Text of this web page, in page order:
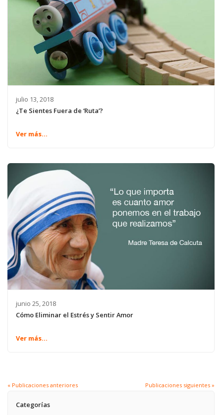
julio 13, 2018
¿Te Sientes Fuera de ‘Ruta’?
Ver más...
junio 25, 2018
Cómo Eliminar el Estrés y Sentir Amor
Ver más...
« Publicaciones anteriores Publicaciones siguientes »
Categorías